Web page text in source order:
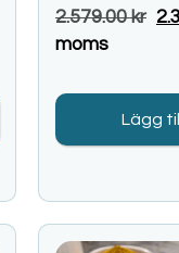
2.579.00kr
moms
Lägg